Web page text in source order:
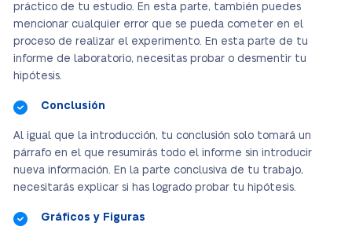
práctico de tu estudio. En esta parte, también puedes
mencionar cualquier error que se pueda cometer en el
proceso de realizar el experimento. En esta parte de tu
informe de laboratorio, necesitas probar o desmentir tu
hipótesis.
Conclusión
Al igual que la introducción, tu conclusión solo tomará un
párrafo en el que resumirás todo el informe sin introducir
nueva información. En la parte conclusiva de tu trabajo,
necesitarás explicar si has logrado probar tu hipótesis.
Gráficos y Figuras